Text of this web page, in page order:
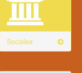
Sociales